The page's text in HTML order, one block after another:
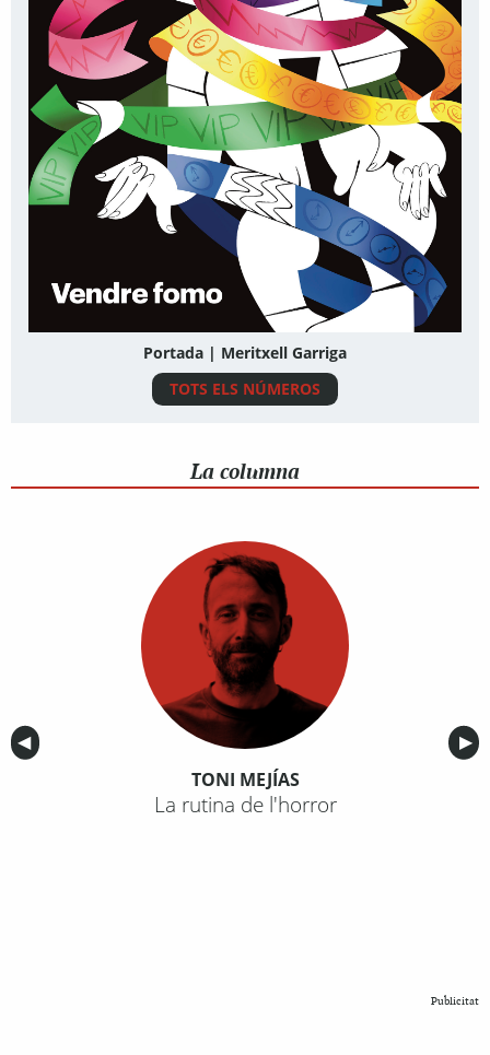
Portada | Meritxell Garriga
TOTS ELS NÚMEROS
La columna
Anterior
◀︎ ▶︎
TONI MEJÍAS
La rutina de l'horror
Publicitat